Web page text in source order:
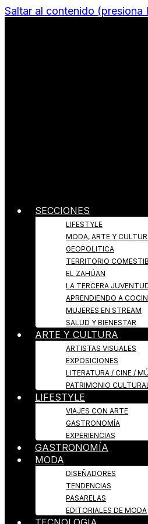
Saltar al contenido (presiona
SECCIONES
LIFESTYLE
MODA, ARTE Y
GEOPOLITICA
TERRITORIO
EL ZAHÚAN
LA TERCERA
APRENDIENDO A
MUJERES EN STREAM
SALUD Y BIENESTAR
ARTE Y CULTURA
ARTISTAS VISUALES
EXPOSICIONES
LITERATURA / CINE /
PATRIMONIO
LIFESTYLE
VIAJES CON ARTE
GASTRONOMÍA
EXPERIENCIAS
GASTRONOMÍA
MODA
DISEÑADORES
TENDENCIAS
PASARELAS
EDITORIALES DE MODA